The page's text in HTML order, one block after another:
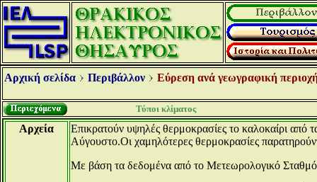
Αρχική σελίδα Περιβάλλον Εύρεση ανά γεωγραφική
Τύποι κλίματος
Αρχεία
Επικρατούν υψηλές θερμοκρασίες το καλοκαίρι από
Αύγουστο.Οι χαμηλότερες θερμοκρασίες
Με βάση τα δεδομένα από το Μετεωρολογικό